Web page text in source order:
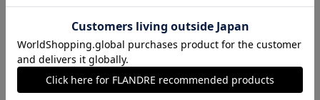
らかで上品なラムレザーブルゾン。ベーシックなデザインなので
長く愛用いただけます♪スカートやパンツスタイル、ワンピース
にも合わせられる着丈なのでおすすめです！
#スペシャルプライス #ニット #ジャケット